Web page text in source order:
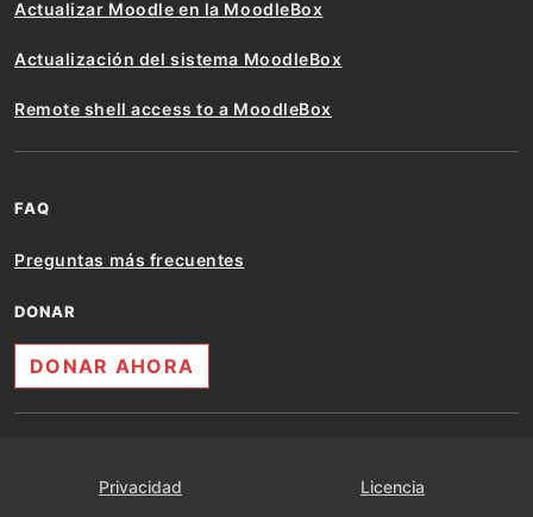
Actualizar Moodle en la MoodleBox
Actualización del sistema MoodleBox
Remote shell access to a MoodleBox
FAQ
Preguntas más frecuentes
DONAR
DONAR AHORA
Privacidad Licencia